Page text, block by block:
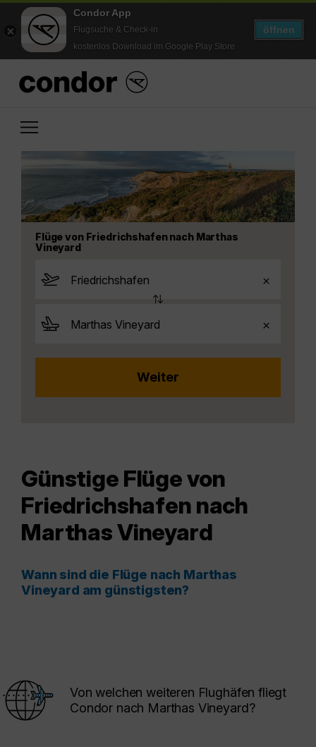
Condor App
Flugsuche & Check-in
kostenlos Download im Google Play Store
öffnen
Flüge von Friedrichshafen nach Marthas
Vineyard
Günstige Flüge von
Friedrichshafen nach
Marthas Vineyard
Wann sind die Flüge nach Marthas
Vineyard am günstigsten?
Von welchen weiteren Flughäfen fliegt
Condor nach Marthas Vineyard?